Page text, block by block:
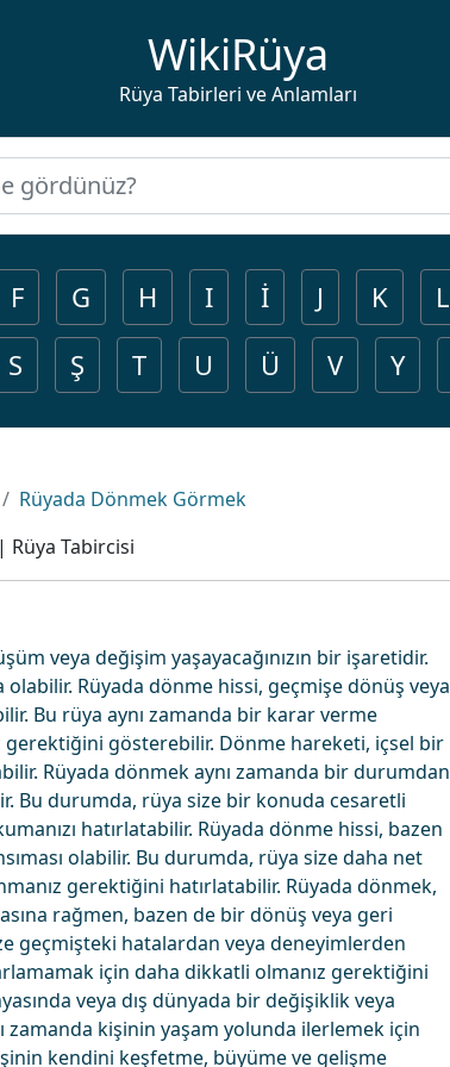
WikiRüya
Rüya Tabirleri ve Anlamları
F G H I İ J K L
S
Ş T U Ü V Y
Rüyada Dönmek Görmek
| Rüya Tabircisi
veya değişim yaşayacağınızın bir işaretidir.
Rüyada dönme hissi, geçmişe dönüş veya
Bu rüya aynı zamanda bir karar verme
gösterebilir. Dönme hareketi, içsel bir
Rüyada dönmek aynı zamanda bir durumdan
Bu durumda, rüya size bir konuda cesaretli
hatırlatabilir. Rüyada dönme hissi, bazen
olabilir. Bu durumda, rüya size daha net
gerektiğini hatırlatabilir. Rüyada dönmek,
rağmen, bazen de bir dönüş veya geri
geçmişteki hatalardan veya deneyimlerden
için daha dikkatli olmanız gerektiğini
veya dış dünyada bir değişiklik veya
kişinin yaşam yolunda ilerlemek için
kendini keşfetme, büyüme ve gelişme